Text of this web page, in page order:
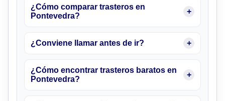
¿Cómo comparar trasteros en
Pontevedra?
¿Conviene llamar antes de ir?
¿Cómo encontrar trasteros baratos en
Pontevedra?